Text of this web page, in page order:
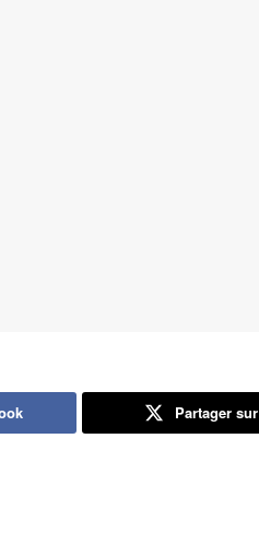
Partager